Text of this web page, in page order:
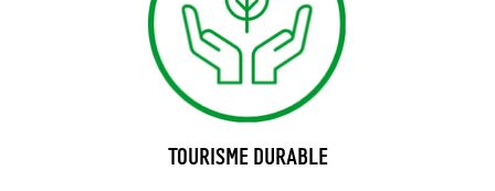
TOURISME DURABLE